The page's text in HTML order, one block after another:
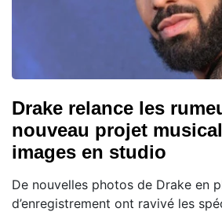
Drake relance les
nouveau projet
images en studio
De nouvelles photos de Drake en
d’enregistrement ont ravivé les